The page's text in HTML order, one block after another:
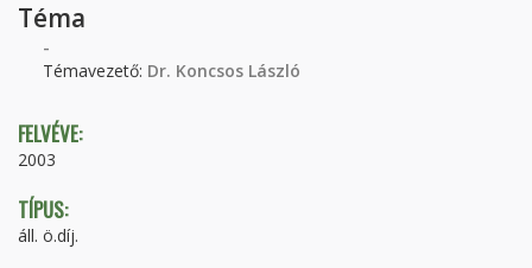
Téma
-
Témavezető: Dr. Koncsos László
FELVÉVE:
2003
TÍPUS:
áll. ö.díj.